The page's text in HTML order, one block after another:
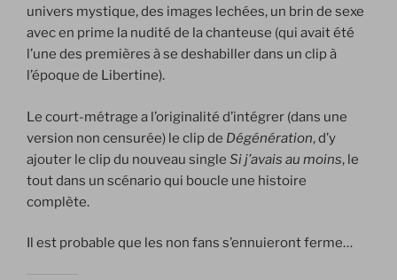
univers mystique, des images lechées, un brin de sexe
avec en prime la nudité de la chanteuse (qui avait été
l’une des premières à se deshabiller dans un clip à
l’époque de Libertine).
Le court-métrage a l’originalité d’intégrer (dans une
version non censurée) le clip de Dégénération, d’y
ajouter le clip du nouveau single Si j’avais au moins, le
tout dans un scénario qui boucle une histoire
complète.
Il est probable que les non fans s’ennuieront ferme…